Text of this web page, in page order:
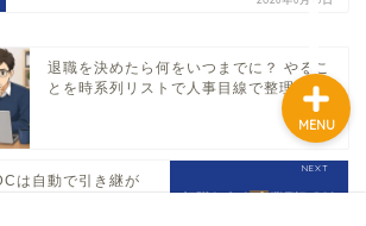
退職を決めたら何をいつまでに？ やるこ
とを時系列リストで人事目線で整理
は自動で引き継が
「自動移換」と今...
MENU